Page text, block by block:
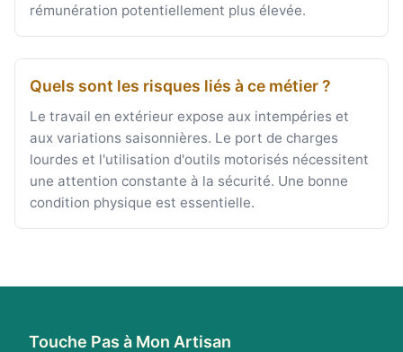
rémunération potentiellement plus élevée.
Quels sont les risques liés à ce métier ?
Le travail en extérieur expose aux intempéries et
aux variations saisonnières. Le port de charges
lourdes et l'utilisation d'outils motorisés nécessitent
une attention constante à la sécurité. Une bonne
condition physique est essentielle.
Touche Pas à Mon Artisan